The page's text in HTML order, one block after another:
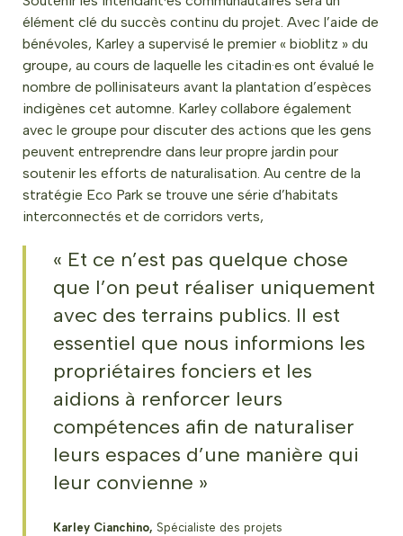
élément clé du succès continu du projet. Avec l’aide de
bénévoles, Karley a supervisé le premier « bioblitz » du
groupe, au cours de laquelle les citadin·es ont évalué le
nombre de pollinisateurs avant la plantation d’espèces
indigènes cet automne. Karley collabore également
avec le groupe pour discuter des actions que les gens
peuvent entreprendre dans leur propre jardin pour
soutenir les efforts de naturalisation. Au centre de la
stratégie Eco Park se trouve une série d’habitats
interconnectés et de corridors verts,
« Et ce n’est pas quelque chose
que l’on peut réaliser uniquement
avec des terrains publics. Il est
essentiel que nous informions les
propriétaires fonciers et les
aidions à renforcer leurs
compétences afin de naturaliser
leurs espaces d’une manière qui
leur convienne »
Karley Cianchino, Spécialiste des projets